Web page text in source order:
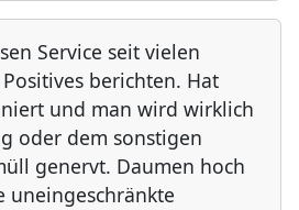
Service seit vielen
berichten. Hat
und man wird wirklich
oder dem sonstigen
genervt. Daumen hoch
uneingeschränkte